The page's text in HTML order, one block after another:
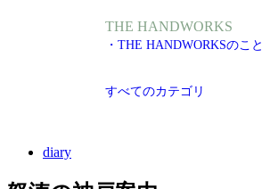
THE HANDWORKS
・THE HANDWORKSのこと
すべてのカテゴリ
diary